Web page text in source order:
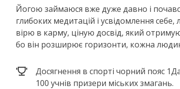
Йогою займаюся вже дуже давно і
глибоких медитацій і усвідомлення
вірю в карму, ціную досвід, який
бо він розширює горизонти, кожна
Досягнення в спорті чорний пояс
100 учнів призери міських змагань.